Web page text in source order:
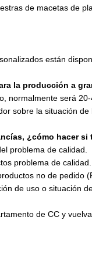
de macetas de
están
la producción a
normalmente será
sobre la situación
¿cómo hacer
problema de calidad.
problema de calidad.
no de pedido
de uso o situación
de CC y